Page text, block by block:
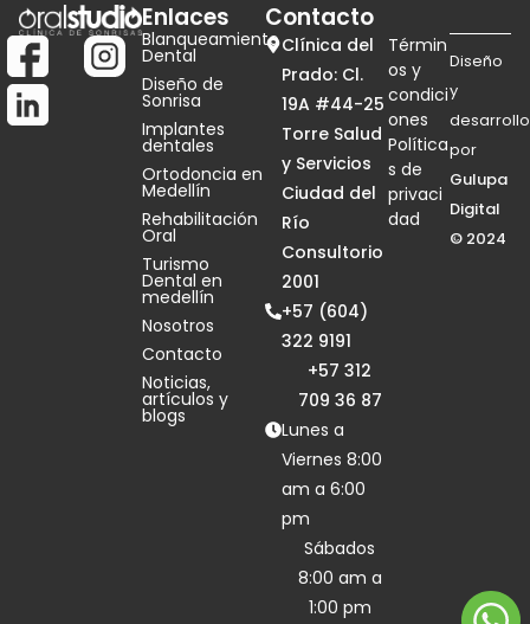
Enlaces
Blanqueamiento
Dental
Diseño de
Sonrisa
Implantes
dentales
Ortodoncia en
Medellín
Rehabilitación
Oral
Turismo
Dental en
medellín
Nosotros
Contacto
Noticias,
artículos y
blogs
Contacto
+57 (604)
322 9191
+57 312
709 36 87
Lunes a
Viernes 8:00
am a 6:00
pm
Sábados
8:00 am a
1:00 pm
Clínica del
Prado: Cl.
19A #44-25
Torre Salud
y Servicios
Ciudad del
Río
Consultorio
2001
Diseño
y
desarrollo
por
Gulupa
Digital
© 2024
Términ
os y
condici
ones
Política
s de
privaci
dad